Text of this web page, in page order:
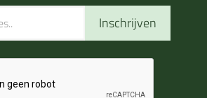
Inschrijven